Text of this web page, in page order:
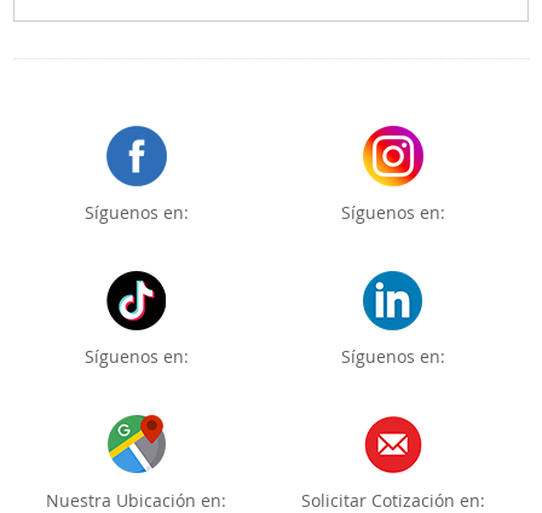
Síguenos en: Síguenos en:
Síguenos en: Síguenos en:
Nuestra Ubicación en: Solicitar Cotización en: